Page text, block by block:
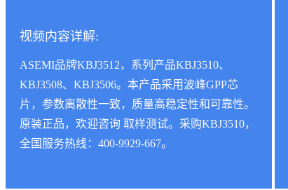
视频内容详解:
ASEMI品牌KBJ3512，系列产品KBJ3510、
KBJ3508、KBJ3506。本产品采用波峰GPP芯
片，参数离散性一致，质量高稳定性和可靠性。
原装正品，欢迎咨询 取样测试。采购KBJ3510，
全国服务热线：400-9929-667。